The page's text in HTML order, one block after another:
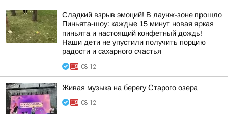
Сладкий взрыв эмоций! В лаунж-зоне прошло
Пиньята-шоу: каждые 15 минут новая яркая
пиньята и настоящий конфетный дождь!
Наши дети не упустили получить порцию
радости и сахарного счастья
08:12
Живая музыка на берегу Старого озера
08:12